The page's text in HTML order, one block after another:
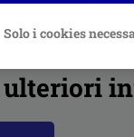
Solo i cookies